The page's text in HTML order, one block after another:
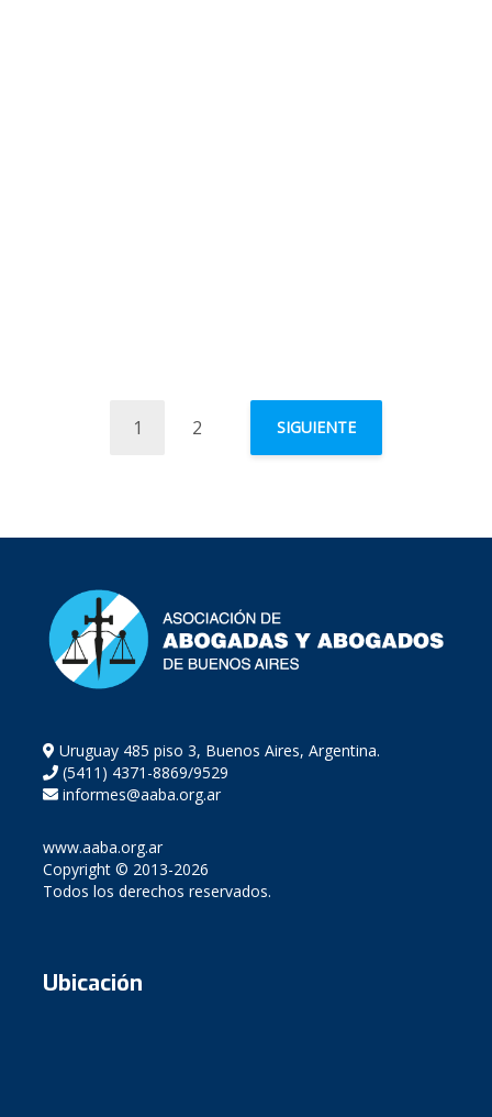
1 2 SIGUIENTE
Uruguay 485 piso 3, Buenos Aires, Argentina.
(5411) 4371-8869/9529
informes@aaba.org.ar
www.aaba.org.ar
Copyright © 2013-2026
Todos los derechos reservados.
Ubicación